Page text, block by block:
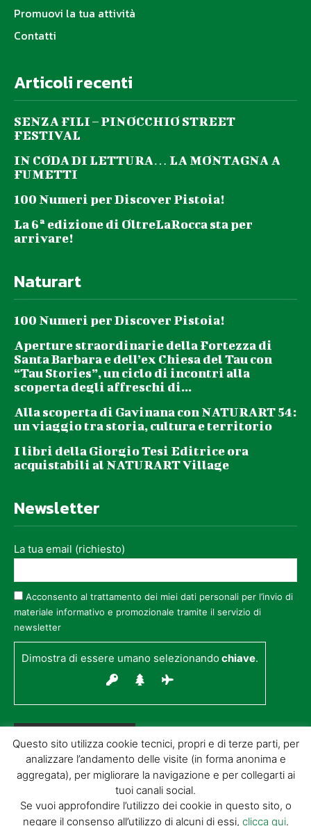
Promuovi la tua attività
Contatti
Articoli recenti
SENZA FILI – PINOCCHIO STREET
FESTIVAL
IN CODA DI LETTURA… LA MONTAGNA A
FUMETTI
100 Numeri per Discover Pistoia!
La 6ª edizione di OltreLaRocca sta per
arrivare!
Naturart
100 Numeri per Discover Pistoia!
Aperture straordinarie della Fortezza di
Santa Barbara e dell’ex Chiesa del Tau con
“Tau Stories”, un ciclo di incontri alla
scoperta degli affreschi di...
Alla scoperta di Gavinana con NATURART 54:
un viaggio tra storia, cultura e territorio
I libri della Giorgio Tesi Editrice ora
acquistabili al NATURART Village
Newsletter
La tua email (richiesto)
Acconsento al trattamento dei miei dati personali per l’invio di
materiale informativo e promozionale tramite il servizio di
newsletter
Dimostra di essere umano selezionandochiave.
© GIORGIO TESI EDITRICE S.R.L. | P.IVA
Questo sito utilizza cookie tecnici, propri e di terze parti, per
analizzare l’andamento delle visite (in forma anonima e
aggregata), per migliorare la navigazione e per collegarti ai
tuoi canali social.
Se vuoi approfondire l’utilizzo dei cookie in questo sito, o
negare il consenso all’utilizzo di alcuni di essi, clicca qui.